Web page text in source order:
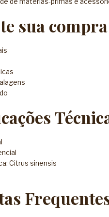
sua compra
Citrus sinensis